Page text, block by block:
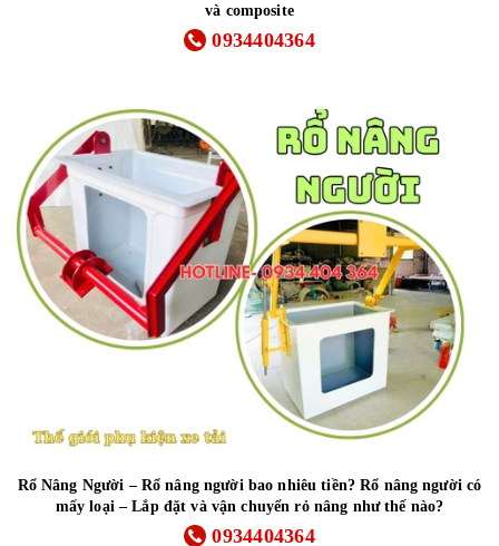
và composite
0934404364
Rổ Nâng Người – Rổ nâng người bao nhiêu tiền? Rổ nâng người có
mấy loại – Lắp đặt và vận chuyển rỏ nâng như thế nào?
0934404364